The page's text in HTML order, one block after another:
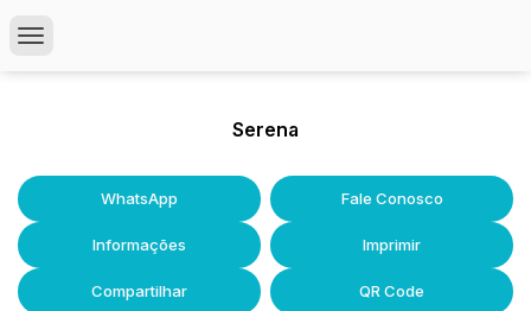
Serena
WhatsApp Fale Conosco
Informações Imprimir
Compartilhar QR Code